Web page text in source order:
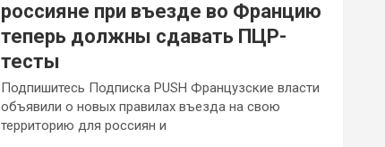
россияне при въезде во Францию
теперь должны сдавать ПЦР-
тесты
Подпишитесь Подписка PUSH Французские власти
объявили о новых правилах въезда на свою
территорию для россиян и